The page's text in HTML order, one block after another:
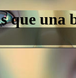
que una